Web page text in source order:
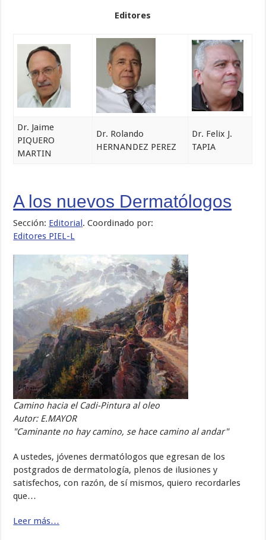
Editores
Dr. Jaime
PIQUERO
MARTIN
Dr. Rolando
HERNANDEZ PEREZ
Dr. Felix J.
TAPIA
A los nuevos Dermatólogos
Sección: Editorial. Coordinado por:
Editores PIEL-L
Camino hacia el Cadi-Pintura al oleo
Autor: E.MAYOR
"Caminante no hay camino, se hace camino al andar"
A ustedes, jóvenes dermatólogos que egresan de los
postgrados de dermatología, plenos de ilusiones y
satisfechos, con razón, de sí mismos, quiero recordarles
que…
Leer más…